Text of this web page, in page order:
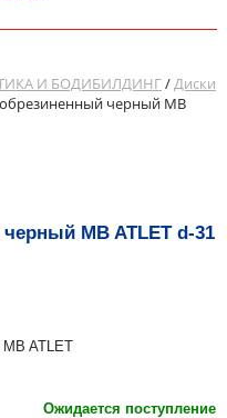
И БОДИБИЛДИНГ/Диски
черный MB
MB ATLET d-31
Ожидается поступление